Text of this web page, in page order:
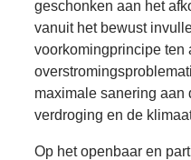
geschonken aan het
vanuit het bewust
voorkomingprincipe ten
maximale sanering aan
verdroging en de
Op het openbaar en